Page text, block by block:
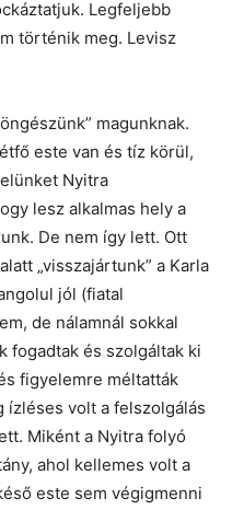
Legfeljebb
történik meg. Levisz
magunknak.
este van és tíz körül,
Nyitra
lesz alkalmas hely a
De nem így lett. Ott
„visszajártunk” a Karla
jól (fiatal
de nálamnál sokkal
fogadtak és szolgáltak ki
figyelemre méltatták
ízléses volt a felszolgálás
Miként a Nyitra folyó
ahol kellemes volt a
este sem végigmenni